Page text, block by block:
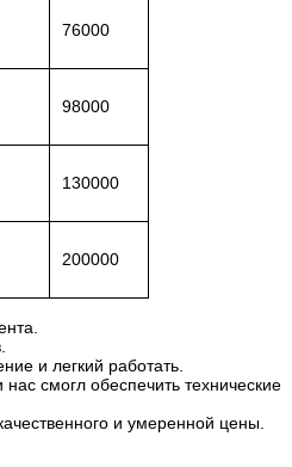
76000
98000
130000
200000
и легкий работать.
смогл обеспечить технические
и умеренной цены.